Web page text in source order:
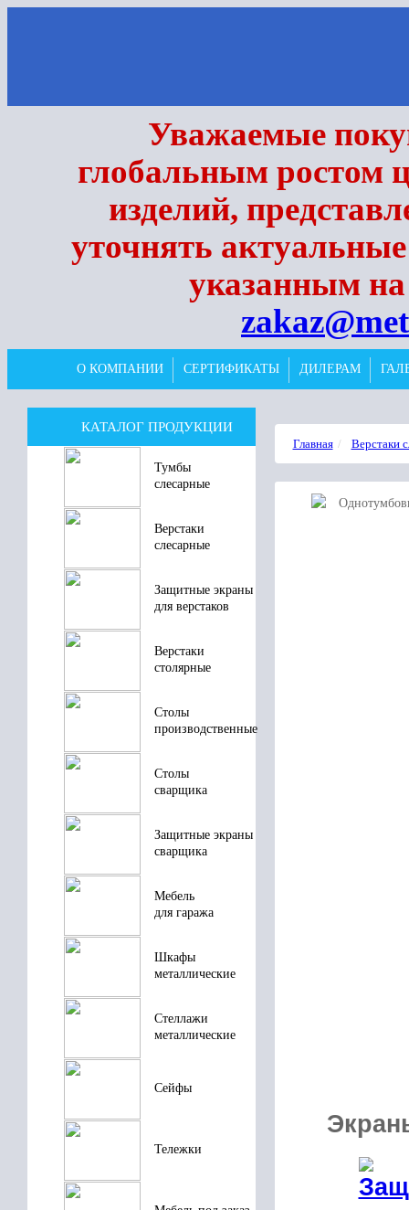
Уважаемые
глобальным ростом
изделий,
уточнять
указанным на
О КОМПАНИИ СЕРТИФИКАТЫ ДИЛЕРАМ
КАТАЛОГ ПРОДУКЦИИ
Тумбы
слесарные
Верстаки
слесарные
Защитные экраны
для верстаков
Верстаки
столярные
Столы
производственные
Столы
сварщика
Защитные экраны
сварщика
Мебель
для гаража
Шкафы
металлические
Стеллажи
металлические
Сейфы
Тележки
Главная Верстаки